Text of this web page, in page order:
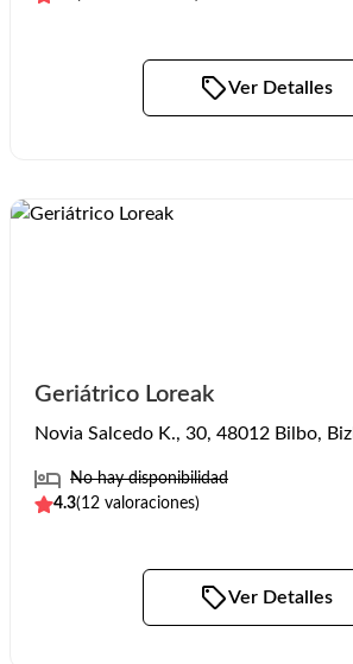
Ver Detalles
Geriátrico Loreak
Novia Salcedo K., 30, 48012 Bilbo,
No hay disponibilidad
4.3(12 valoraciones)
Ver Detalles